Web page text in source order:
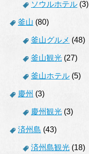
ソウルホテル (3)
釜山 (80)
釜山グルメ (48)
釜山観光 (27)
釜山ホテル (5)
慶州 (3)
慶州観光 (3)
済州島 (43)
済州島観光 (18)